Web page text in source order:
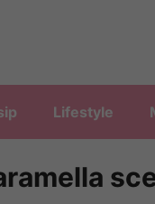
Lifestyle